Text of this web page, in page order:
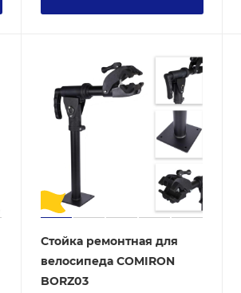
Стойка ремонтная для
велосипеда COMIRON
BORZ03